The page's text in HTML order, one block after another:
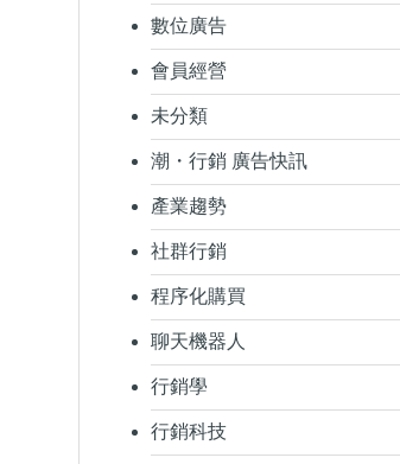
數位廣告
會員經營
未分類
潮・行銷 廣告快訊
產業趨勢
社群行銷
程序化購買
聊天機器人
行銷學
行銷科技